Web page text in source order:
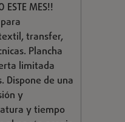
ESTE MES!!
transfer,
Plancha
limitada
Dispone de una
y
y tiempo